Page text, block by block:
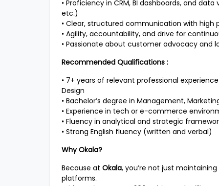
• Proficiency in CRM, BI dashboards, and
etc.)
• Clear, structured communication with high
• Agility, accountability, and drive for
• Passionate about customer advocacy and
Recommended Qualifications :
• 7+ years of relevant professional
Design
• Bachelor’s degree in Management,
• Experience in tech or e-commerce
• Fluency in analytical and strategic
• Strong English fluency (written and verbal)
Why Okala?
Because at Okala, you’re not just
platforms.